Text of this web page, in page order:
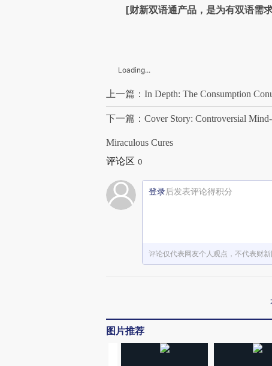
[财新双语通产品，是为有双语需
Loading...
上一篇：In Depth: The Consumption
下一篇：Cover Story: Controversial
Miraculous Cures
评论区 0
登录后发表评论得积分
评论仅代表网友个人观点，不代表财
图片推荐